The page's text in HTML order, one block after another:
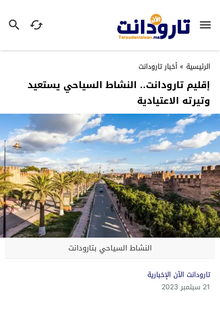
الرئيسية » أخبار تارودانت
إقليم تارودانت.. النشاط السياحي يستعيد
وتيرته الاعتيادية
النشاط السياحي بتارودانت
تارودانت الآن الإخبارية
21 سبتمبر 2023